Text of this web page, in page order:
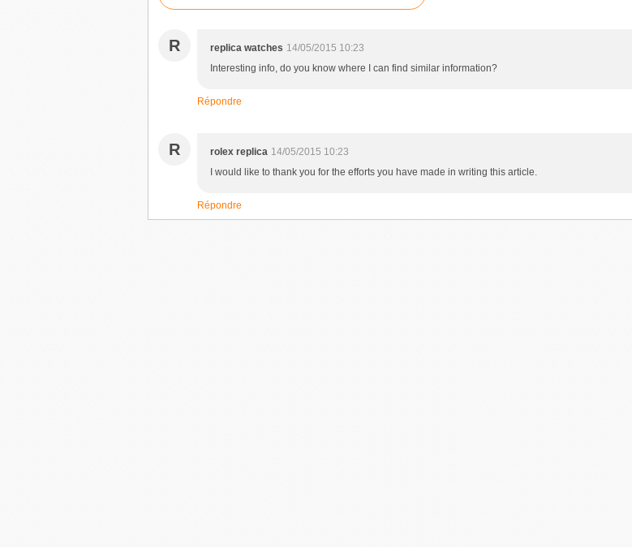
R replica watches 14/05/2015 10:23
Interesting info, do you know where I can find similar information?
Répondre
R rolex replica 14/05/2015 10:23
I would like to thank you for the efforts you have made in writing this article.
Répondre